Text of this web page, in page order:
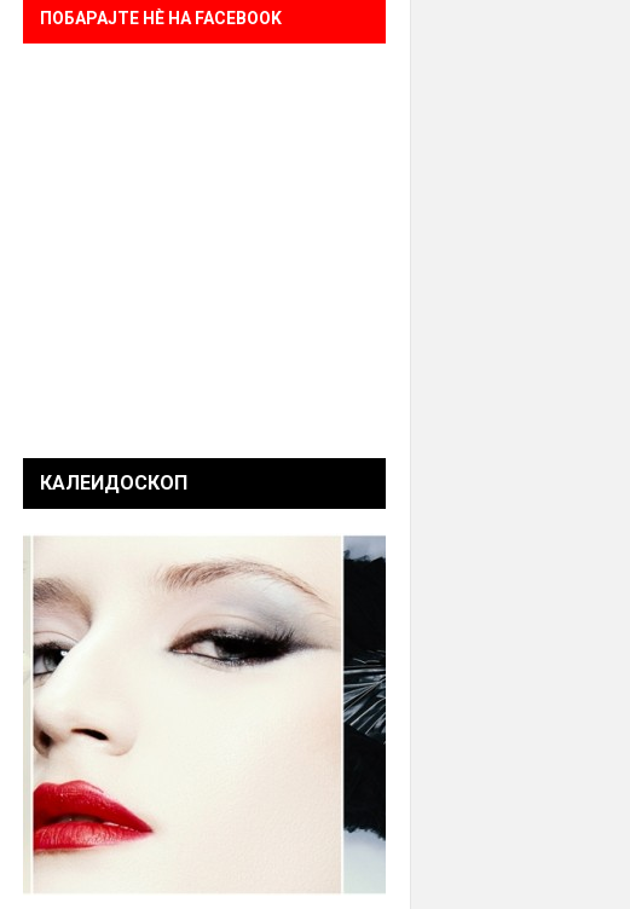
ПОБАРАЈТЕ НÈ НА FACEBOOK
КАЛЕИДОСКОП